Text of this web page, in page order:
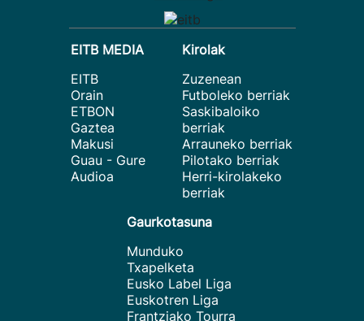
EITB MEDIA
EITB
Orain
ETBON
Gaztea
Makusi
Guau - Gure
Audioa
Kirolak
Zuzenean
Futboleko berriak
Saskibaloiko
berriak
Arrauneko berriak
Pilotako berriak
Herri-kirolakeko
berriak
Gaurkotasuna
Munduko
Txapelketa
Eusko Label Liga
Euskotren Liga
Frantziako Tourra